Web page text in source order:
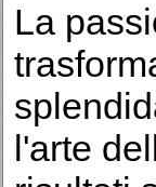
La
l'arte